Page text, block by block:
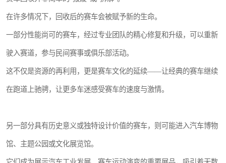
在许多情况下，回收后的赛车会被赋予新的生命。
一部分性能尚可的赛车，经过专业团队的精心修复和升级，可以重新
驶入赛道，参与民间赛事或俱乐部活动。
这不仅是资源的再利用，更是赛车文化的延续——让经典的赛车继续
在跑道上驰骋，让更多车迷感受赛车的速度与激情。
另一部分具有历史意义或独特设计价值的赛车，则可能进入汽车博物
馆、主题公园或文化展览馆。